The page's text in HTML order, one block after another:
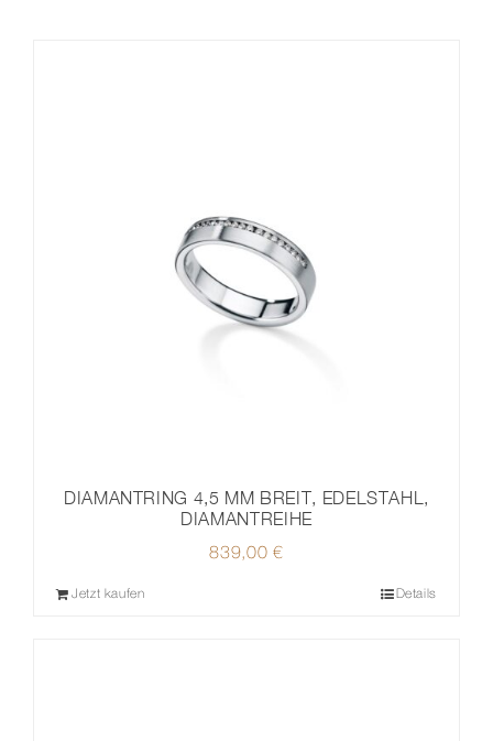
DIAMANTRING 4,5 MM BREIT, EDELSTAHL,
DIAMANTREIHE
839,00 €
Jetzt kaufen Details